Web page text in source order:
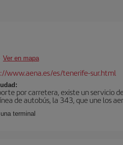
Ver en mapa
www.aena.es/es/tenerife-sur.html
por carretera, existe un servicio
de autobús, la 343, que une los
terminal